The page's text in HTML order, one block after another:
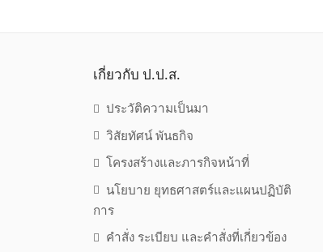
เกี่ยวกับ ป.ป.ส.
ประวัติความเป็นมา
วิสัยทัศน์ พันธกิจ
โครงสร้างและภารกิจหน้าที่
นโยบาย ยุทธศาสตร์และแผนปฏิบัติ
การ
คำสั่ง ระเบียบ และคำสั่งที่เกี่ยวข้อง